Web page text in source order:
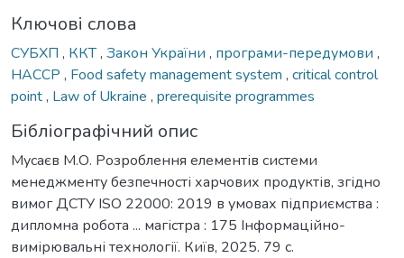
Ключові слова
СУБХП , ККТ, Закон України , програми-передумови ,
HACCP , Food safety management system , critical control
point, Law of Ukraine , prerequisite programmes
Бібліографічний опис
Мусаєв М.О. Розроблення елементів системи
менеджменту безпечності харчових продуктів, згідно
вимог ДСТУ ISO 22000: 2019 в умовах підприємства :
дипломна робота ... магістра : 175 Інформаційно-
вимірювальні технології. Київ, 2025. 79 с.